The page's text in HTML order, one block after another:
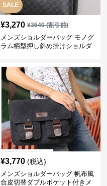
SALE
¥3,270 ¥3640(割引前)
メンズショルダーバッグ モノグ
ラム柄型押し斜め掛けショルダ
¥3,770 (税込)
メンズショルダーバッグ 帆布風
合皮切替ダブルポケット付きメ